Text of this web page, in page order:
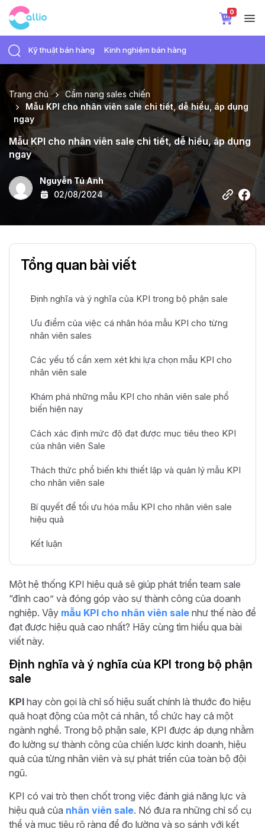
0
Kỹ thuật bán hàng Kinh nghiệm bán hàng
Trang chủ
Cẩm nang sales chiến
Mẫu KPI cho nhân viên sale chi tiết, dễ hiểu, áp dụng
ngay
Mẫu KPI cho nhân viên sale chi tiết, dễ hiểu, áp dụng
ngay
Nguyễn Tú Anh
02/08/2024
Tổng quan bài viết
Định nghĩa và ý nghĩa của KPI trong bộ phận sale
Ưu điểm của việc cá nhân hóa mẫu KPI cho từng
nhân viên sales
Các yếu tố cần xem xét khi lựa chọn mẫu KPI cho
nhân viên sale
Khám phá những mẫu KPI cho nhân viên sale phổ
biến hiện nay
Cách xác định mức độ đạt được mục tiêu theo KPI
của nhân viên Sale
Thách thức phổ biến khi thiết lập và quản lý mẫu KPI
cho nhân viên sale
Bí quyết để tối ưu hóa mẫu KPI cho nhân viên sale
hiệu quả
Kết luận
Một hệ thống KPI hiệu quả sẽ giúp phát triển team sale
“đỉnh cao” và đóng góp vào sự thành công của doanh
nghiệp. Vậy mẫu KPI cho nhân viên sale như thế nào để
đạt được hiệu quả cao nhất? Hãy cùng tìm hiểu qua bài
viết này.
Định nghĩa và ý nghĩa của KPI trong bộ phận
sale
KPI hay còn gọi là chỉ số hiệu suất chính là thước đo hiệu
quả hoạt động của một cá nhân, tổ chức hay cả một
ngành nghề. Trong bộ phận sale, KPI được áp dụng nhằm
đo lường sự thành công của chiến lược kinh doanh, hiệu
quả của từng nhân viên và sự phát triển của toàn bộ đội
ngũ.
KPI có vai trò then chốt trong việc đánh giá năng lực và
hiệu quả của nhân viên sale. Nó đưa ra những chỉ số cụ
thể và mục tiêu rõ ràng để đo lường và so sánh với kết